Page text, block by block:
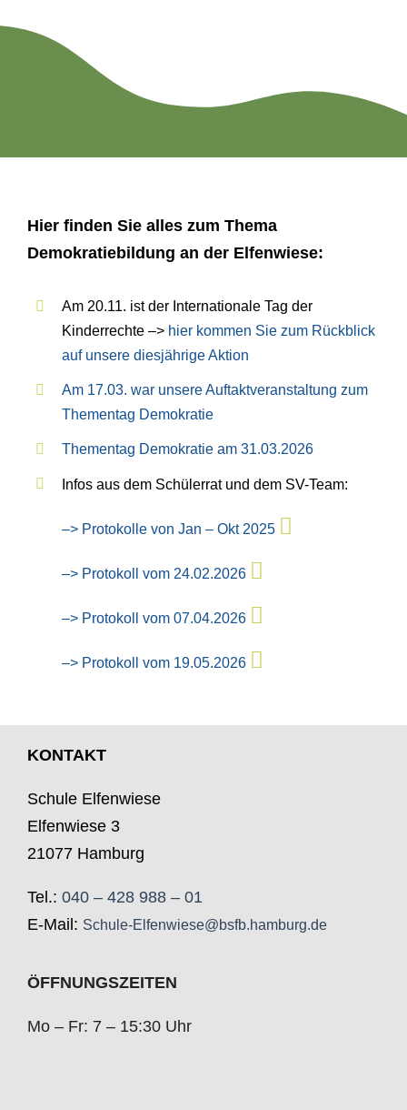
Hier finden Sie alles zum Thema
Demokratiebildung an der Elfenwiese:
Am 20.11. ist der Internationale Tag der
Kinderrechte –> hier kommen Sie zum Rückblick
auf unsere diesjährige Aktion
Am 17.03. war unsere Auftaktveranstaltung zum
Thementag Demokratie
Thementag Demokratie am 31.03.2026
Infos aus dem Schülerrat und dem SV-Team:
–> Protokolle von Jan – Okt 2025
–> Protokoll vom 24.02.2026
–> Protokoll vom 07.04.2026
–> Protokoll vom 19.05.2026
KONTAKT
Schule Elfenwiese
Elfenwiese 3
21077 Hamburg
Tel.: 040 – 428 988 – 01
E-Mail: Schule-Elfenwiese@bsfb.hamburg.de
ÖFFNUNGSZEITEN
Mo – Fr: 7 – 15:30 Uhr